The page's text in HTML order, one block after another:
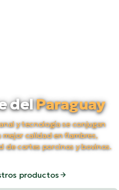
delParaguay
y tecnología se conjugan
mejor calidad en fiambres,
de cortes porcinos y bovinos.
productos